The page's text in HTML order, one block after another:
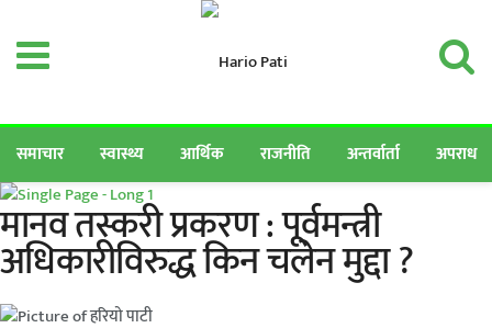
समाचार स्वास्थ्य आर्थिक राजनीति अन्तर्वार्ता अपराध
मानव तस्करी प्रकरण : पूर्वमन्त्री
अधिकारीविरुद्ध किन चलेन मुद्दा ?